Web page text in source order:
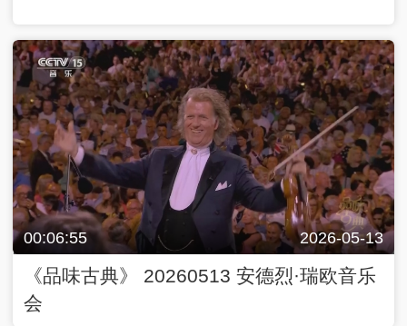
00:06:55 2026-05-13
《品味古典》 20260513 安德烈·瑞欧音乐
会